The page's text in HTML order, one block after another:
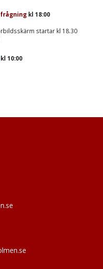
kl 18:00
startar kl 18.30
kl 10:00